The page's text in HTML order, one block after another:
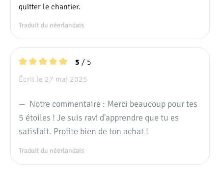
quitter le chantier.
Traduit du néerlandais
Écrit le 27 mai 2025
Note moyenne de 5 sur 5 étoiles
5 / 5
Notre commentaire : Merci beaucoup pour tes
5 étoiles ! Je suis ravi d'apprendre que tu es
satisfait. Profite bien de ton achat !
Traduit du néerlandais